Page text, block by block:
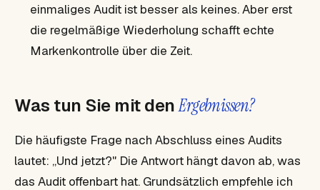
einmaliges Audit ist besser als keines. Aber erst
die regelmäßige Wiederholung schafft echte
Markenkontrolle über die Zeit.
Was tun Sie mit denErgebnissen?
Die häufigste Frage nach Abschluss eines Audits
lautet: „Und jetzt?" Die Antwort hängt davon ab, was
das Audit offenbart hat. Grundsätzlich empfehle ich